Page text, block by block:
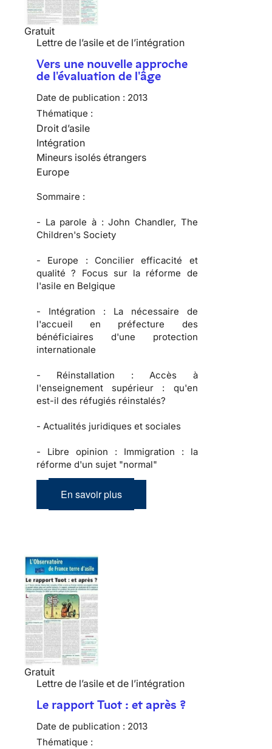
Gratuit
Lettre de l’asile et de l’intégration
Vers une nouvelle approche
de l'évaluation de l'âge
Date de publication : 2013
Thématique :
Droit d’asile
Intégration
Mineurs isolés étrangers
Europe
Sommaire :
- La parole à : John Chandler, The
Children's Society
- Europe : Concilier efficacité et
qualité ? Focus sur la réforme de
l'asile en Belgique
- Intégration : La nécessaire de
l'accueil en préfecture des
bénéficiaires d'une protection
internationale
- Réinstallation : Accès à
l'enseignement supérieur : qu'en
est-il des réfugiés réinstalés?
- Actualités juridiques et sociales
- Libre opinion : Immigration : la
réforme d'un sujet "normal"
En savoir plus
Gratuit
Lettre de l’asile et de l’intégration
Le rapport Tuot : et après ?
Date de publication : 2013
Thématique :